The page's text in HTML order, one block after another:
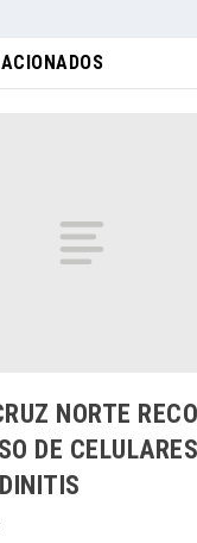
NORTE
DE